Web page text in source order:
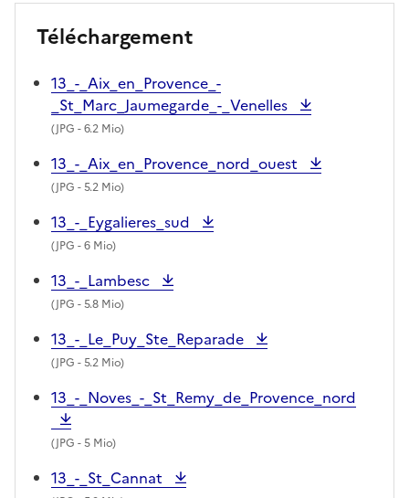
Téléchargement
13_-_Aix_en_Provence_-
_St_Marc_Jaumegarde_-_Venelles
(JPG - 6.2 Mio)
13_-_Aix_en_Provence_nord_ouest
(JPG - 5.2 Mio)
13_-_Eygalieres_sud
(JPG - 6 Mio)
13_-_Lambesc
(JPG - 5.8 Mio)
13_-_Le_Puy_Ste_Reparade
(JPG - 5.2 Mio)
13_-_Noves_-_St_Remy_de_Provence_nord
(JPG - 5 Mio)
13_-_St_Cannat